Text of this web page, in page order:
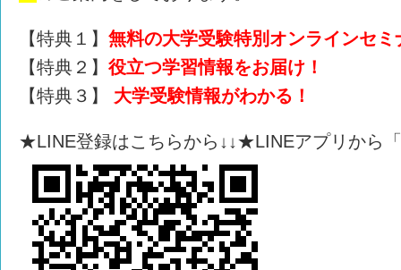
【特典１】 無料の大学受験特別オンラインセ
【特典２】 役立つ学習情報をお届け！
【特典３】
大学受験情報がわかる！
★LINE登録はこちらから↓↓★LINEアプリから